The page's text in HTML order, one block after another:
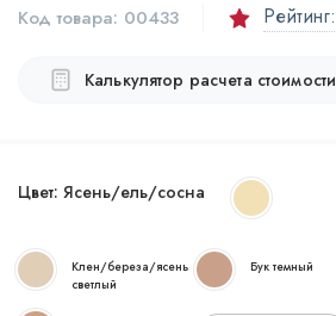
Код товара: 00433 Рейтинг:
Калькулятор расчета стоимости
Цвет: Ясень/ель/сосна
Клен/береза/ясень
светлый
Бук темный